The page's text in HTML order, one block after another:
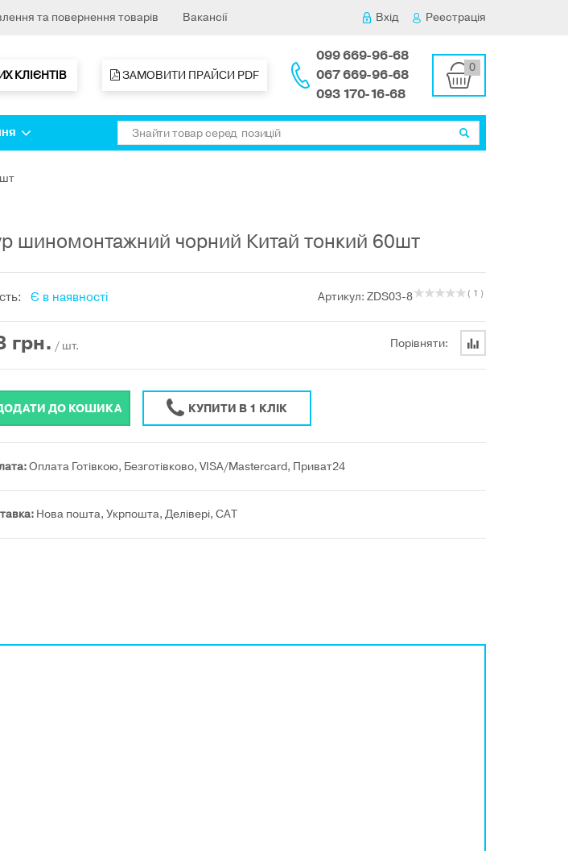
та повернення товарів Вакансії Вхід Реєстрація
КЛІЄНТІВ ЗАМОВИТИ ПРАЙСИ PDF
099 669-96-68
067 669-96-68
093 170-16-68
0
шиномонтажний чорний Китай тонкий 60шт
Є в наявності Артикул: ZDS03-8 ( 1 )
грн. / шт. Порівняти:
ДО КОШИКА КУПИТИ В 1 КЛІК
Оплата Готівкою, Безготівково, VISA/Mastercard, Приват24
Нова пошта, Укрпошта, Делівері, САТ